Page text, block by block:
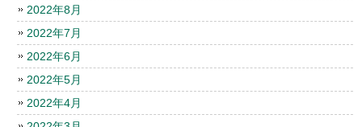
2022年8月
2022年7月
2022年6月
2022年5月
2022年4月